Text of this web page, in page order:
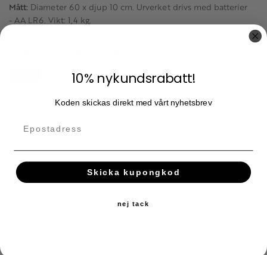
Mått: Diameter 60 x djup 10 cm. Urverket drivs med batterier
- AA LR6. Vikt: 1,4 kg.
Sidobord Silver
2 269
Lägg till i favoriter
10% nykundsrabatt!
Koden skickas direkt med vårt nyhetsbrev
Skicka kupongkod
nej tack